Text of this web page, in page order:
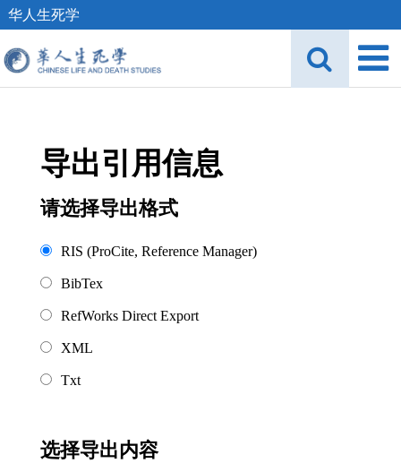
华人生死学
导出引用信息
请选择导出格式
RIS (ProCite, Reference Manager)
BibTex
RefWorks Direct Export
XML
Txt
选择导出内容